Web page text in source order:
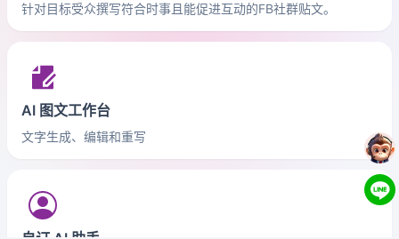
针对目标受众撰写符合时事且能促进互动的FB社群贴文。
AI 图文工作台
文字生成、编辑和重写